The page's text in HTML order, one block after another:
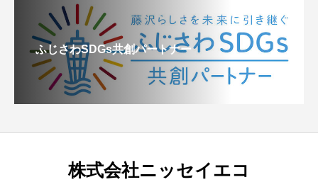
ふじさわSDGs共創パートナー
株式会社ニッセイエコ